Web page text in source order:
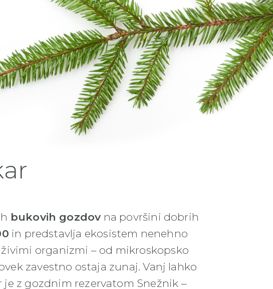
bukovih gozdov na površini dobrih
in predstavlja ekosistem nenehno
organizmi – od mikroskopsko
zavestno ostaja zunaj. Vanj lahko
je z gozdnim rezervatom Snežnik –